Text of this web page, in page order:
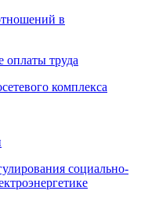
в
оплаты труда
комплекса
социально-